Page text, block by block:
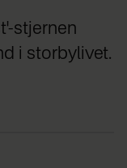
stjernen
i storbylivet.